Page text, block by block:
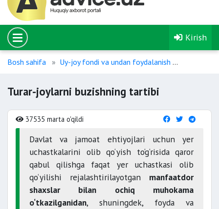
Kirish
Bosh sahifa Uy-joy fondi va undan foydalanish
Turar-joylarni buzishning tartibi
37535 marta o'qildi
Davlat va jamoat ehtiyojlari uchun yer
uchastkalarini olib qo‘yish to‘g‘risida qaror
qabul qilishga faqat yer uchastkasi olib
qo‘yilishi rejalashtirilayotgan manfaatdor
shaxslar bilan ochiq muhokama
o‘tkazilganidan, shuningdek, foyda va